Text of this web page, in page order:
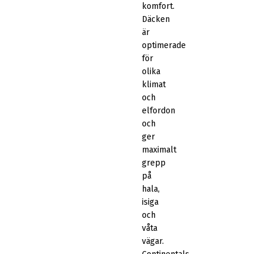
komfort.
Däcken
är
optimerade
för
olika
klimat
och
elfordon
och
ger
maximalt
grepp
på
hala,
isiga
och
våta
vägar.